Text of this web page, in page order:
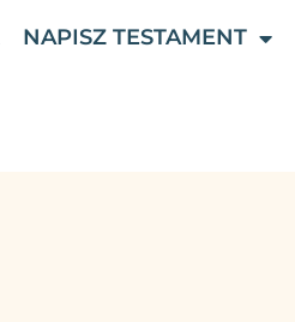
NAPISZ TESTAMENT